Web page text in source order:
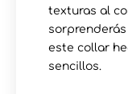
texturas al
este collar
sencillos.